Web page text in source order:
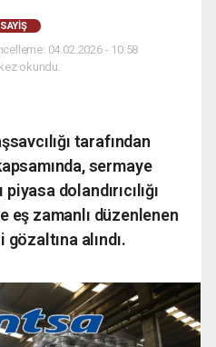
04.02.2026 - 10:58
okundu.
tarafından
sermaye
dolandırıcılığı
eş zamanlı düzenlenen
alındı.